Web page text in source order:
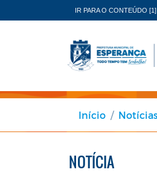
IR PARA O CONTEÚDO [1]
Início Notícias
NOTÍCIA